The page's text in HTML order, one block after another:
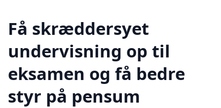
Få skræddersyet
undervisning op til
eksamen og få bedre
styr på pensum